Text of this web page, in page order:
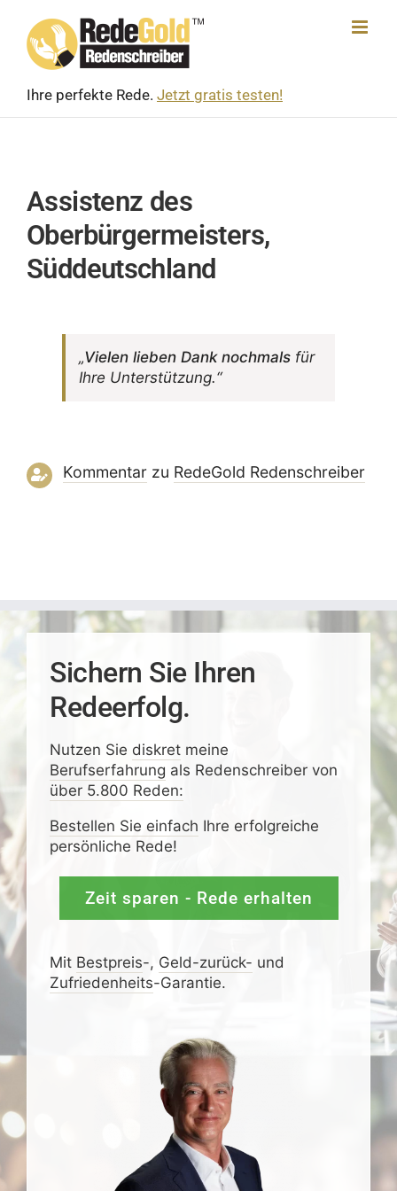
content
Ihre perfekte Rede. Jetzt gratis testen!
Assistenz des
Oberbürgermeisters,
Süddeutschland
„Vielen lieben Dank noch­malsfür
Ihre Unterstützung.“
Kommentarzu RedeGold Reden­schreiber
Sichern Sie Ihren
Redeerfolg.
Nutzen Sie diskretmeine
Berufserfahrung als Redenschreiber von
über 5.800 Reden:
Bestellen Sie einfach Ihre erfolgreiche
persönliche Rede!
Zeit sparen - Rede erhalten
Mit Bestpreis-, Geld-zurück- und
Zufrieden­­heits-Garantie.